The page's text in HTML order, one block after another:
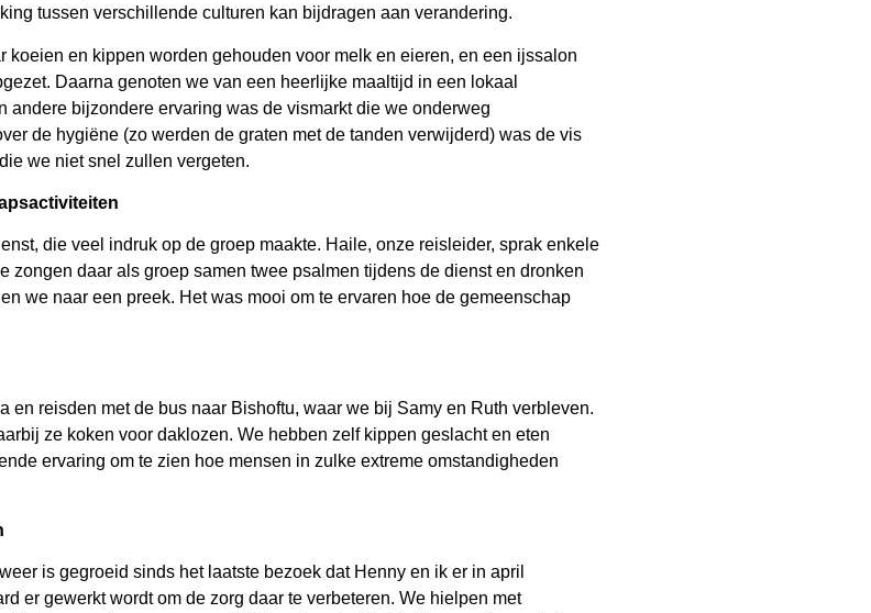
tussen verschillende culturen kan bijdragen aan verandering.
koeien en kippen worden gehouden voor melk en eieren, en een ijssalon
Daarna genoten we van een heerlijke maaltijd in een lokaal
andere bijzondere ervaring was de vismarkt die we onderweg
de hygiëne (zo werden de graten met de tanden verwijderd) was de vis
we niet snel zullen vergeten.
die veel indruk op de groep maakte. Haile, onze reisleider, sprak enkele
zongen daar als groep samen twee psalmen tijdens de dienst en dronken
we naar een preek. Het was mooi om te ervaren hoe de gemeenschap
en reisden met de bus naar Bishoftu, waar we bij Samy en Ruth verbleven.
ze koken voor daklozen. We hebben zelf kippen geslacht en eten
ervaring om te zien hoe mensen in zulke extreme omstandigheden
is gegroeid sinds het laatste bezoek dat Henny en ik er in april
er gewerkt wordt om de zorg daar te verbeteren. We hielpen met